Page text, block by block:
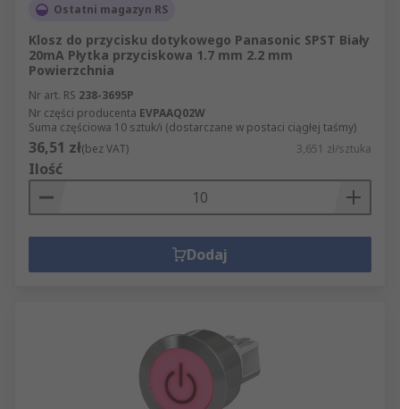
Ostatni magazyn RS
Klosz do przycisku dotykowego Panasonic SPST Biały
20mA Płytka przyciskowa 1.7 mm 2.2 mm
Powierzchnia
Nr art. RS 238-3695P
Nr części producenta EVPAAQ02W
Suma częściowa 10 sztuk/i (dostarczane w postaci ciągłej taśmy)
36,51 zł(bez VAT) 3,651 zł/sztuka
Ilość
Dodaj